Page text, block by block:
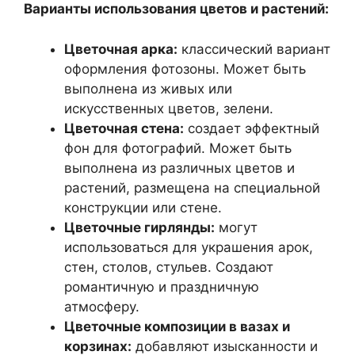
Варианты использования цветов и растений:
Цветочная арка: классический вариант
оформления фотозоны. Может быть
выполнена из живых или
искусственных цветов, зелени.
Цветочная стена: создает эффектный
фон для фотографий. Может быть
выполнена из различных цветов и
растений, размещена на специальной
конструкции или стене.
Цветочные гирлянды: могут
использоваться для украшения арок,
стен, столов, стульев. Создают
романтичную и праздничную
атмосферу.
Цветочные композиции в вазах и
корзинах: добавляют изысканности и